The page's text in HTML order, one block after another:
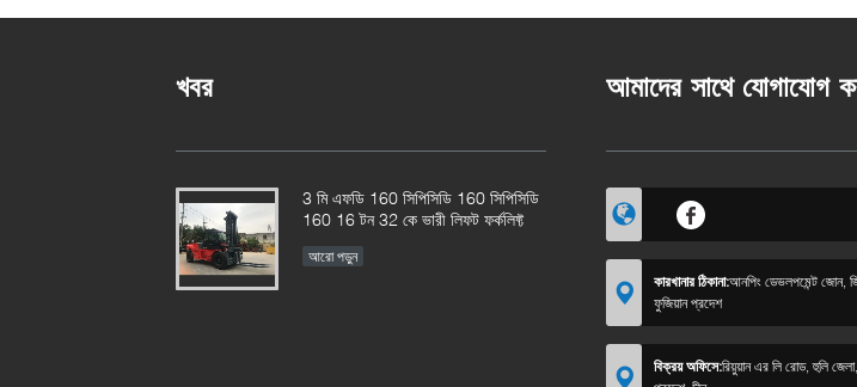
খবর
3 মি এফডি 160 সিপিসিডি 160 সিপিসিডি
160 16 টন 32 কে ভারী লিফট ফর্কলিফ্ট
আরো পড়ুন
আমাদের সাথে যোগাযোগ
কারখানার ঠিকানা:আনপিং ডেভলপমেন্ট জোন,
ফুজিয়ান প্রদেশ
বিক্রয় অফিসে:রিয়ুয়ান এর লি রোড, হুলি